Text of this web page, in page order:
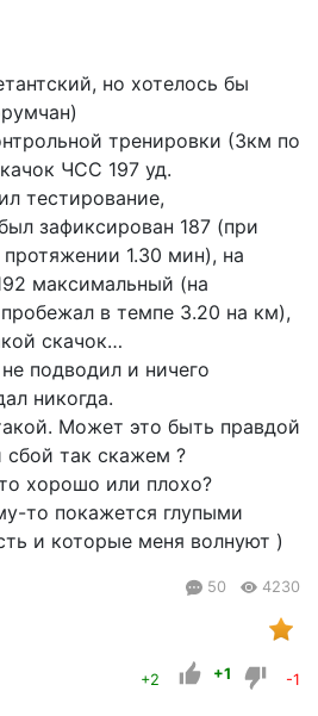
но хотелось бы
тренировки (3км по
ЧСС 197 уд.
тестирование,
зафиксирован 187 (при
1.30 мин), на
максимальный (на
в темпе 3.20 на км),
скачок…
подводил и ничего
никогда.
Может это быть правдой
сбой так скажем ?
хорошо или плохо?
то покажется глупыми
и которые меня волнуют )
50 4230
+2 +1 -1